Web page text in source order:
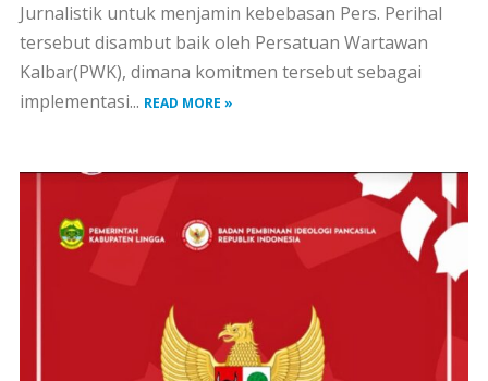
Jurnalistik untuk menjamin kebebasan Pers. Perihal
tersebut disambut baik oleh Persatuan Wartawan
Kalbar(PWK), dimana komitmen tersebut sebagai
implementasi... READ MORE »